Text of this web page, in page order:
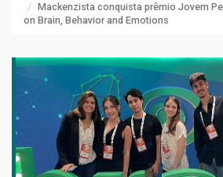
Mackenzista conquista prêmio Jovem
on Brain, Behavior and Emotions